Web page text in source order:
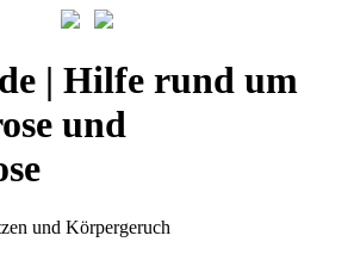
| Hilfe rund um
und
und Körpergeruch